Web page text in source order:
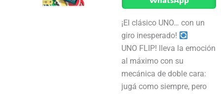
¡El clásico UNO… con un
giro inesperado!
UNO FLIP! lleva la emoción
al máximo con su
mecánica de doble cara:
jugá como siempre, pero